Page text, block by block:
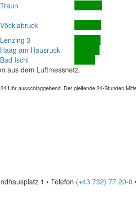
Traun
Vöcklabruck
Lenzing 3
Haag am Hausruck
Bad Ischl
aus dem Luftmessnetz.
Uhr ausschlaggebend. Der gleitende 24-Stunden
1 • Telefon (+43 732) 77 20-0